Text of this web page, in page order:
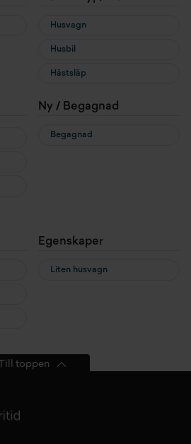
Husvagn
Husbil
Hästsläp
Ny / Begagnad
Begagnad
Egenskaper
Liten husvagn
Till toppen